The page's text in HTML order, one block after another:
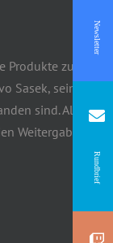
zur
Sasek, seiner
sind. Alle
Weitergabe
Newsletter
Rundbrief